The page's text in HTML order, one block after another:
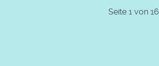
Seite 1 von 16